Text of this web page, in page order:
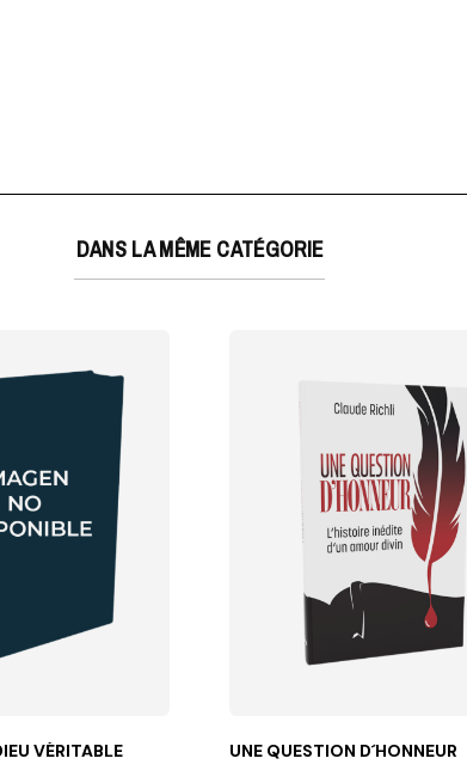
DANS LA MÊME CATÉGORIE
VÉRITABLE UNE QUESTION D´HONNEUR